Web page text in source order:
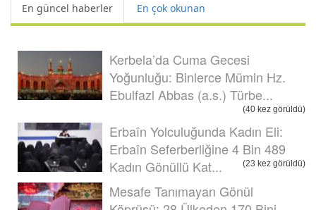
En güncel haberler En çok okunan
Kerbela’da Cuma Gecesi
Yoğunluğu: Binlerce Mümin Hz.
Ebulfazl Abbas (a.s.) Türbe...
(40 kez görüldü)
Erbaîn Yolculuğunda Kadın Eli:
Erbaîn Seferberliğine 4 Bin 489
Kadın Gönüllü Kat...
(23 kez görüldü)
Mesafe Tanımayan Gönül